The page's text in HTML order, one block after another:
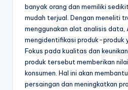
banyak orang dan memiliki
mudah terjual. Dengan meneliti
menggunakan alat analisis data,
mengidentifikasi produk-produk
Fokus pada kualitas dan
produk tersebut memberikan
konsumen. Hal ini akan
persaingan dan meningkatkan